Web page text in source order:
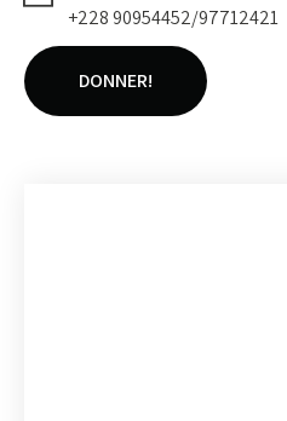
+228 90954452/97712421
DONNER!